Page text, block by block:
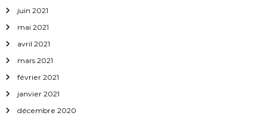
juin 2021
mai 2021
avril 2021
mars 2021
février 2021
janvier 2021
décembre 2020